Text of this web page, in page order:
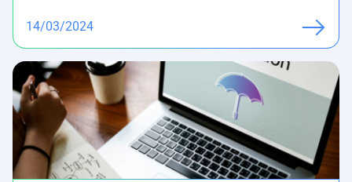
14/03/2024